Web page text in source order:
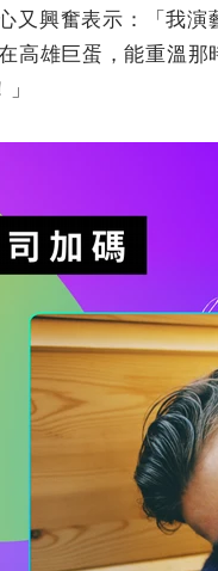
又興奮表示：「我
高雄巨蛋，能重溫